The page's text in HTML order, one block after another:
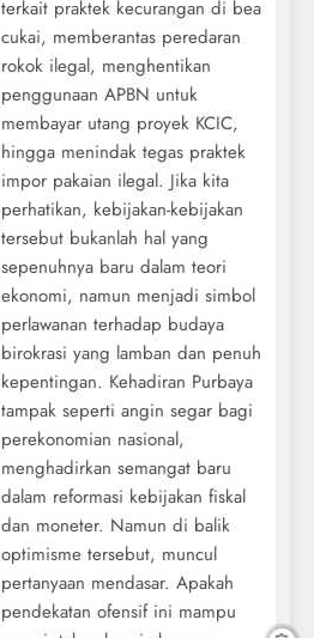
terkait praktek kecurangan di bea
cukai, memberantas peredaran
rokok ilegal, menghentikan
penggunaan APBN untuk
membayar utang proyek KCIC,
hingga menindak tegas praktek
impor pakaian ilegal. Jika kita
perhatikan, kebijakan-kebijakan
tersebut bukanlah hal yang
sepenuhnya baru dalam teori
ekonomi, namun menjadi simbol
perlawanan terhadap budaya
birokrasi yang lamban dan penuh
kepentingan. Kehadiran Purbaya
tampak seperti angin segar bagi
perekonomian nasional,
menghadirkan semangat baru
dalam reformasi kebijakan fiskal
dan moneter. Namun di balik
optimisme tersebut, muncul
pertanyaan mendasar. Apakah
pendekatan ofensif ini mampu